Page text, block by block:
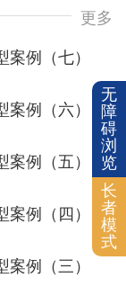
无
障
碍
浏
览
长
者
模
式
更多
例（七）
例（六）
例（五）
例（四）
例（三）